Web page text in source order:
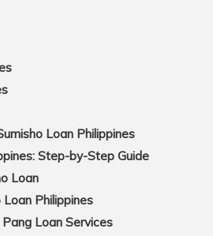
Loan Philippines
Step-by-Step Guide
Loan
Philippines
Loan Services